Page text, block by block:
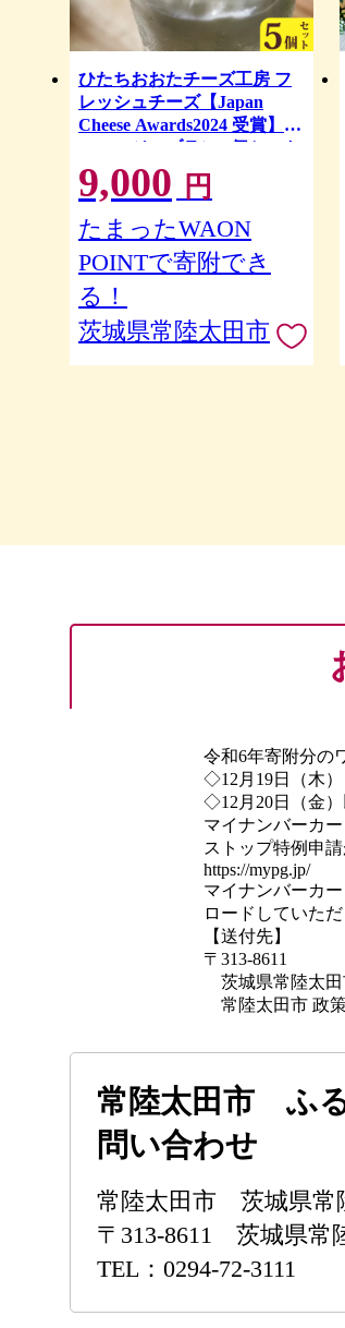
ひたちおおたチーズ工房 フ
レッシュチーズ【Japan
Cheese Awards2024 受賞】フ
ロマージュブラン 5個セット
9,000 円
たまったWAON
POINTで寄附でき
る！
茨城県常陸太田市
令和6年寄附分の
◇12月19日（木
◇12月20日（金
マイナンバーカ
ストップ特例申
https://mypg.jp/
マイナンバーカ
ロードしていた
【送付先】
〒313-8611
茨城県常陸太田
常陸太田市 政
常陸太田市 ふ
問い合わせ
常陸太田市 茨城県常
〒313-8611 茨城県常
TEL：0294-72-3111